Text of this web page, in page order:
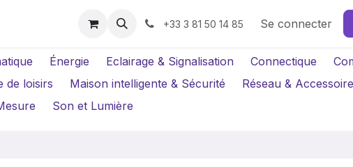
Location Caméras +33 3 81 50 14 85 Se connecter
Énergie Eclairage & Signalisation Connectique
de loisirs Maison intelligente & Sécurité
Réseau &
Son et Lumière